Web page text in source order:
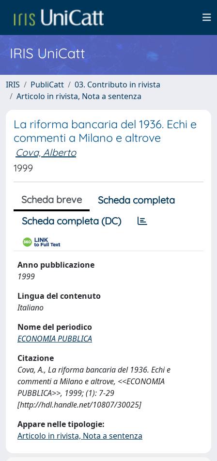
IRIS UniCatt
IRIS PubliCatt
03. Contributo in rivista
Articolo in rivista, Nota a sentenza
La riforma bancaria del 1936. Echi e
commenti a Milano e altrove
Cova, Alberto
1999
Scheda breve
Scheda completa
Scheda completa (DC)
Anno pubblicazione
1999
Lingua del contenuto
Italiano
Nome del periodico
ECONOMIA PUBBLICA
Citazione
Cova, A., La riforma bancaria del 1936. Echi e
commenti a Milano e altrove, <<ECONOMIA
PUBBLICA>>, 1999; (1): 7-29
[http://hdl.handle.net/10807/30025]
Appare nelle tipologie:
Articolo in rivista, Nota a sentenza